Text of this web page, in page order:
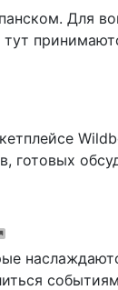
Для